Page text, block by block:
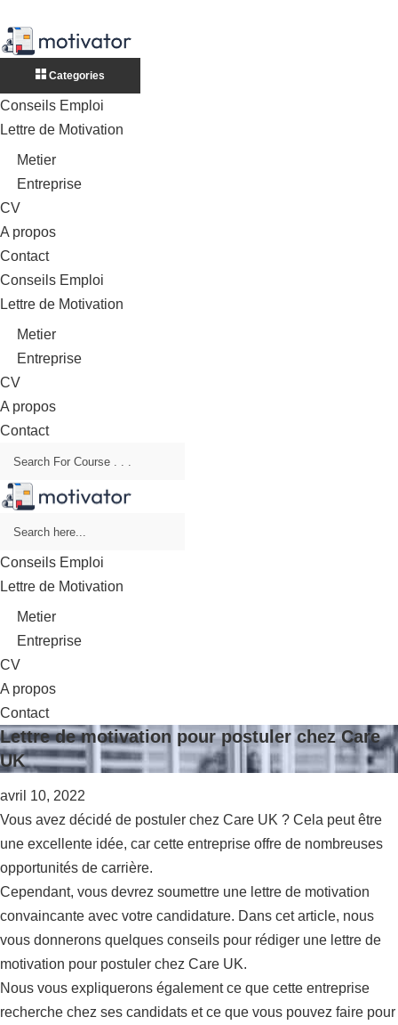
Categories
Conseils Emploi
Lettre de Motivation
Metier
Entreprise
CV
A propos
Contact
Conseils Emploi
Lettre de Motivation
Metier
Entreprise
CV
A propos
Contact
Conseils Emploi
Lettre de Motivation
Metier
Entreprise
CV
A propos
Contact
Lettre de motivation pour postuler chez Care
UK
avril 10, 2022
Vous avez décidé de postuler chez Care UK ? Cela peut être
une excellente idée, car cette entreprise offre de nombreuses
opportunités de carrière.
Cependant, vous devrez soumettre une lettre de motivation
convaincante avec votre candidature. Dans cet article, nous
vous donnerons quelques conseils pour rédiger une lettre de
motivation pour postuler chez Care UK.
Nous vous expliquerons également ce que cette entreprise
recherche chez ses candidats et ce que vous pouvez faire pour